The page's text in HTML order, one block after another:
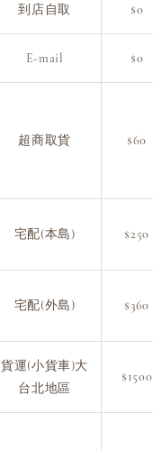
到店自取 $0
E-mail $0
超商取貨 $60
宅配(本島) $250
宅配(外島) $360
貨運(小貨車)大
台北地區
$1500